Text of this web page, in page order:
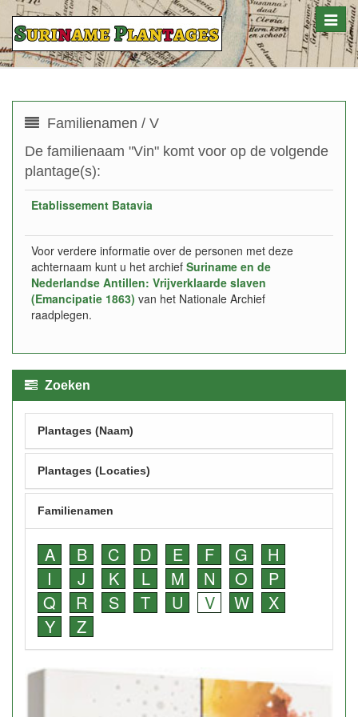
Toggle
Familienamen / V
De familienaam "Vin" komt voor op de volgende
plantage(s):
Etablissement Batavia
Voor verdere informatie over de personen met deze
achternaam kunt u het archief Suriname en de
Nederlandse Antillen: Vrijverklaarde slaven
(Emancipatie 1863) van het Nationale Archief
raadplegen.
Zoeken
Plantages (Naam)
Plantages (Locaties)
Familienamen
A B C D E F G
H
I
J K L M N O
P
Q
R S T U V W
X
Y
Z